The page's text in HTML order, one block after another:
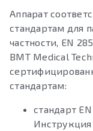
Аппарат
стандартам для
частности, EN
BMT Medical
стандартам:
стандарт